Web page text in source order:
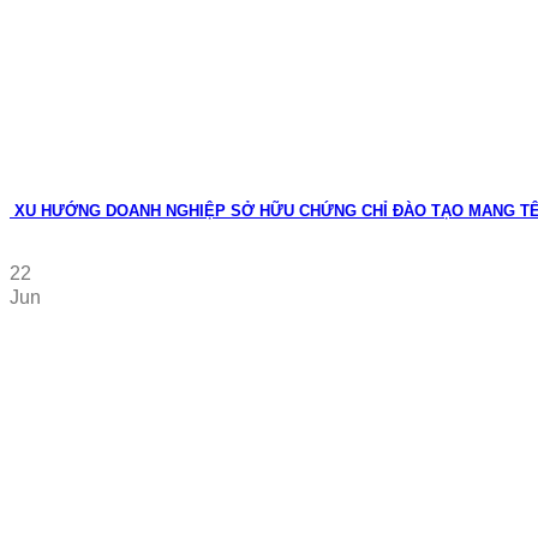
XU HƯỚNG DOANH NGHIỆP SỞ HỮU CHỨNG CHỈ ĐÀO TẠO MANG
22
Jun